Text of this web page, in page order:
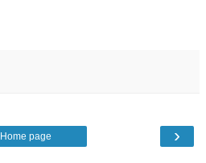
›
Home page